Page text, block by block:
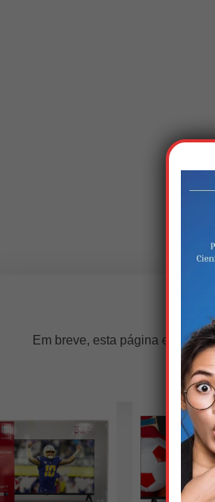
Em breve, esta página estará